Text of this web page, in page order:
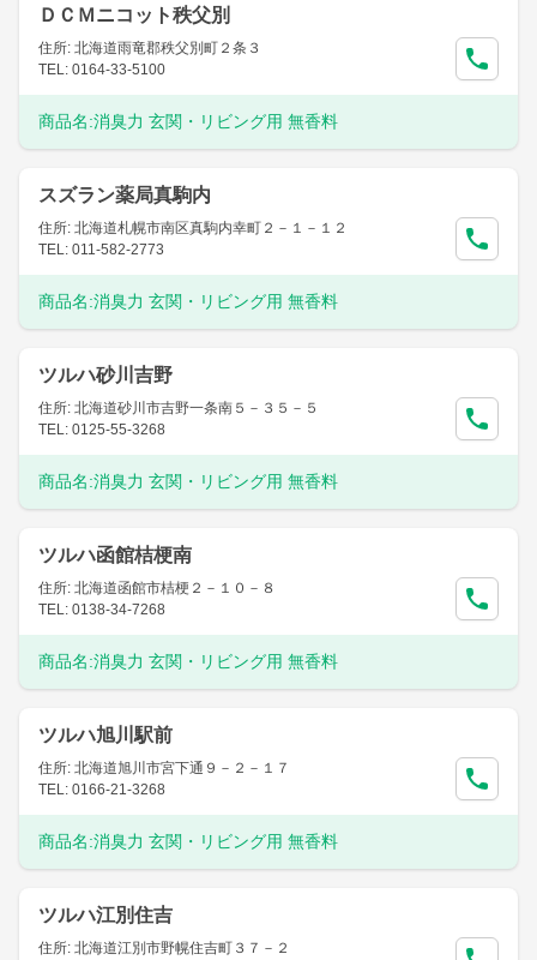
ＤＣＭニコット秩父別
住所: 北海道雨竜郡秩父別町２条３
TEL: 0164-33-5100
商品名:消臭力 玄関・リビング用 無香料
スズラン薬局真駒内
住所: 北海道札幌市南区真駒内幸町２－１－１２
TEL: 011-582-2773
商品名:消臭力 玄関・リビング用 無香料
ツルハ砂川吉野
住所: 北海道砂川市吉野一条南５－３５－５
TEL: 0125-55-3268
商品名:消臭力 玄関・リビング用 無香料
ツルハ函館桔梗南
住所: 北海道函館市桔梗２－１０－８
TEL: 0138-34-7268
商品名:消臭力 玄関・リビング用 無香料
ツルハ旭川駅前
住所: 北海道旭川市宮下通９－２－１７
TEL: 0166-21-3268
商品名:消臭力 玄関・リビング用 無香料
ツルハ江別住吉
住所: 北海道江別市野幌住吉町３７－２